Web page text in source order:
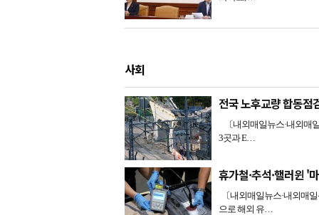
사회
전국 노후교량 합동점
〔내외매일뉴스·내외매
3곳과 E…
휴가철·추석·핼러윈 '
〔내외매일뉴스·내외매
으로 해외 유…